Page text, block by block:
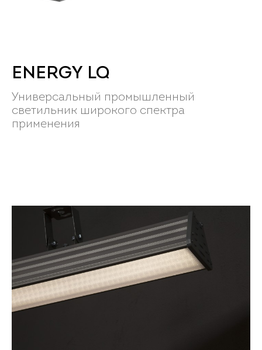
ENERGY LQ
Универсальный промышленный
светильник широкого спектра
применения